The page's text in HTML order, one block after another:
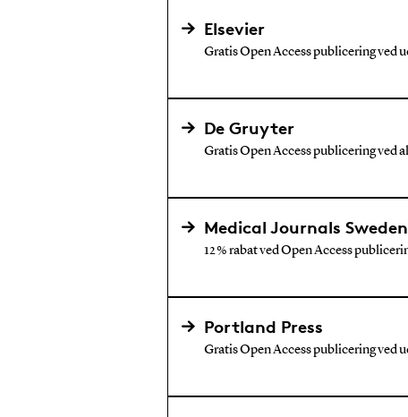
Elsevier
Gratis Open Access publicering ved
De Gruyter
Gratis Open Access publicering ved
Medical Journals Sweden
12 % rabat ved Open Access
Portland Press
Gratis Open Access publicering ved